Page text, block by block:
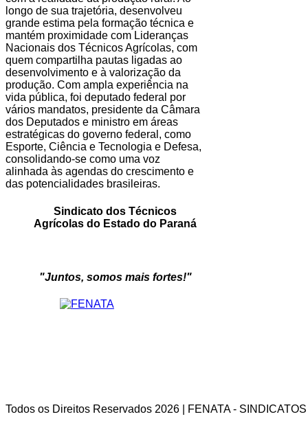
longo de sua trajetória, desenvolveu
grande estima pela formação técnica e
mantém proximidade com Lideranças
Nacionais dos Técnicos Agrícolas, com
quem compartilha pautas ligadas ao
desenvolvimento e à valorização da
produção. Com ampla experiência na
vida pública, foi deputado federal por
vários mandatos, presidente da Câmara
dos Deputados e ministro em áreas
estratégicas do governo federal, como
Esporte, Ciência e Tecnologia e Defesa,
consolidando-se como uma voz
alinhada às agendas do crescimento e
das potencialidades brasileiras.
Sindicato dos Técnicos
Agrícolas do Estado do Paraná
"Juntos, somos mais fortes!"
Todos os Direitos Reservados 2026 | FENATA -